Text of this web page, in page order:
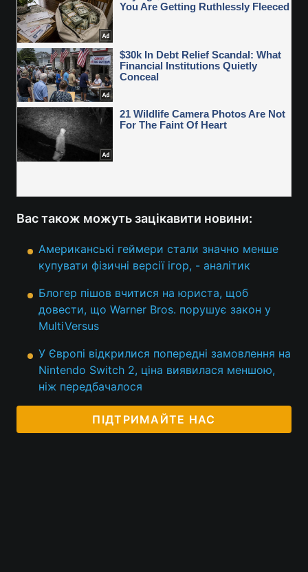
Вас також можуть зацікавити новини:
Американські геймери стали значно менше
купувати фізичні версії ігор, - аналітик
Блогер пішов вчитися на юриста, щоб
довести, що Warner Bros. порушує закон у
MultiVersus
У Європі відкрилися попередні замовлення на
Nintendo Switch 2, ціна виявилася меншою,
ніж передбачалося
ПІДТРИМАЙТЕ НАС